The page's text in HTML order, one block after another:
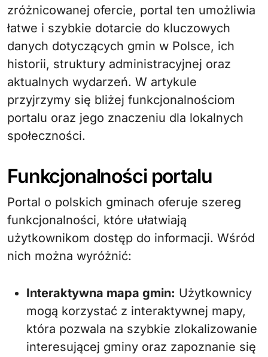
zróżnicowanej ofercie, portal ten umożliwia
łatwe i szybkie dotarcie do kluczowych
danych dotyczących gmin w Polsce, ich
historii, struktury administracyjnej oraz
aktualnych wydarzeń. W artykule
przyjrzymy się bliżej funkcjonalnościom
portalu oraz jego znaczeniu dla lokalnych
społeczności.
Funkcjonalności portalu
Portal o polskich gminach oferuje szereg
funkcjonalności, które ułatwiają
użytkownikom dostęp do informacji. Wśród
nich można wyróżnić:
Interaktywna mapa gmin: Użytkownicy
mogą korzystać z interaktywnej mapy,
która pozwala na szybkie zlokalizowanie
interesującej gminy oraz zapoznanie się